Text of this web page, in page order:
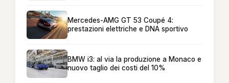
Mercedes-AMG GT 53 Coupé 4:
prestazioni elettriche e DNA sportivo
BMW i3: al via la produzione a Monaco e
nuovo taglio dei costi del 10%